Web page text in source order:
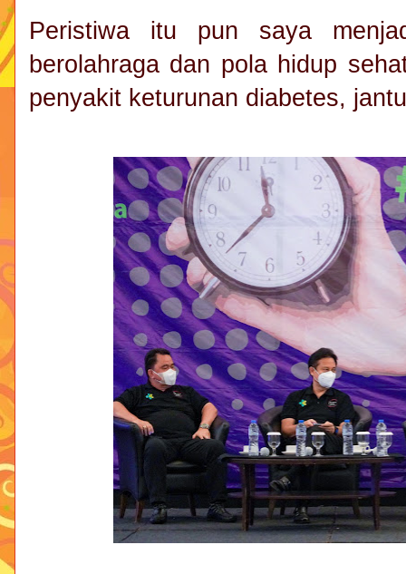
Peristiwa itu pun saya
berolahraga dan pola hidup
penyakit keturunan diabetes,